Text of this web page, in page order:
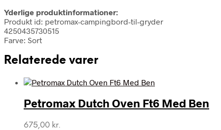
Yderlige produktinformationer:
Produkt id: petromax-campingbord-til-gryder
4250435730515
Farve: Sort
Relaterede varer
Petromax Dutch Oven Ft6 Med Ben
675,00 kr.